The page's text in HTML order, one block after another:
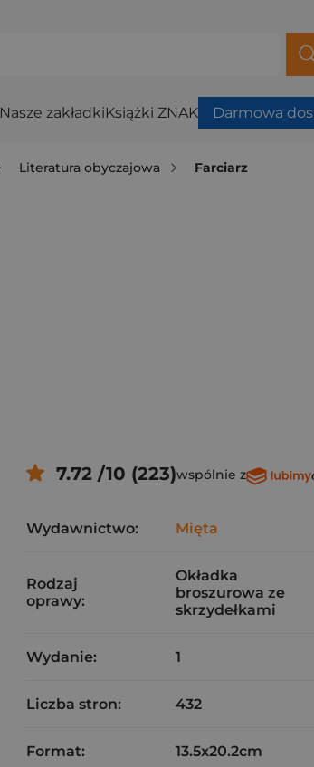
Nasze zakładkiKsiążki ZNAK Darmowa
Literatura obyczajowa Farciarz
7.72 /10 (223)wspólnie z
Wydawnictwo: Mięta
Rodzaj
oprawy:
Okładka
broszurowa ze
skrzydełkami
Wydanie: 1
Liczba stron: 432
Format: 13.5x20.2cm